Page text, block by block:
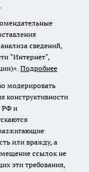
сведений,
"Интернет",
Подробнее
модерировать
конструктивности
РФ и
или вражду, а
ссылок не
эти требования,